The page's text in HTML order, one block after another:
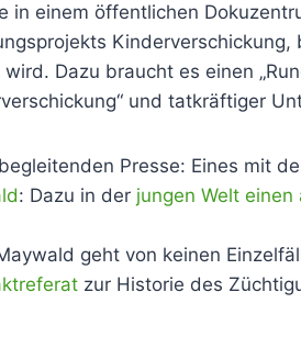
in einem öffentlichen
Dazu braucht es einen
und tatkräftiger
Presse: Eines mit
: Dazu in der jungen Welt
geht von keinen
zur Historie des